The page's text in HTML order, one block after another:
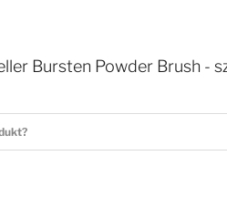
Bursten Powder Brush -